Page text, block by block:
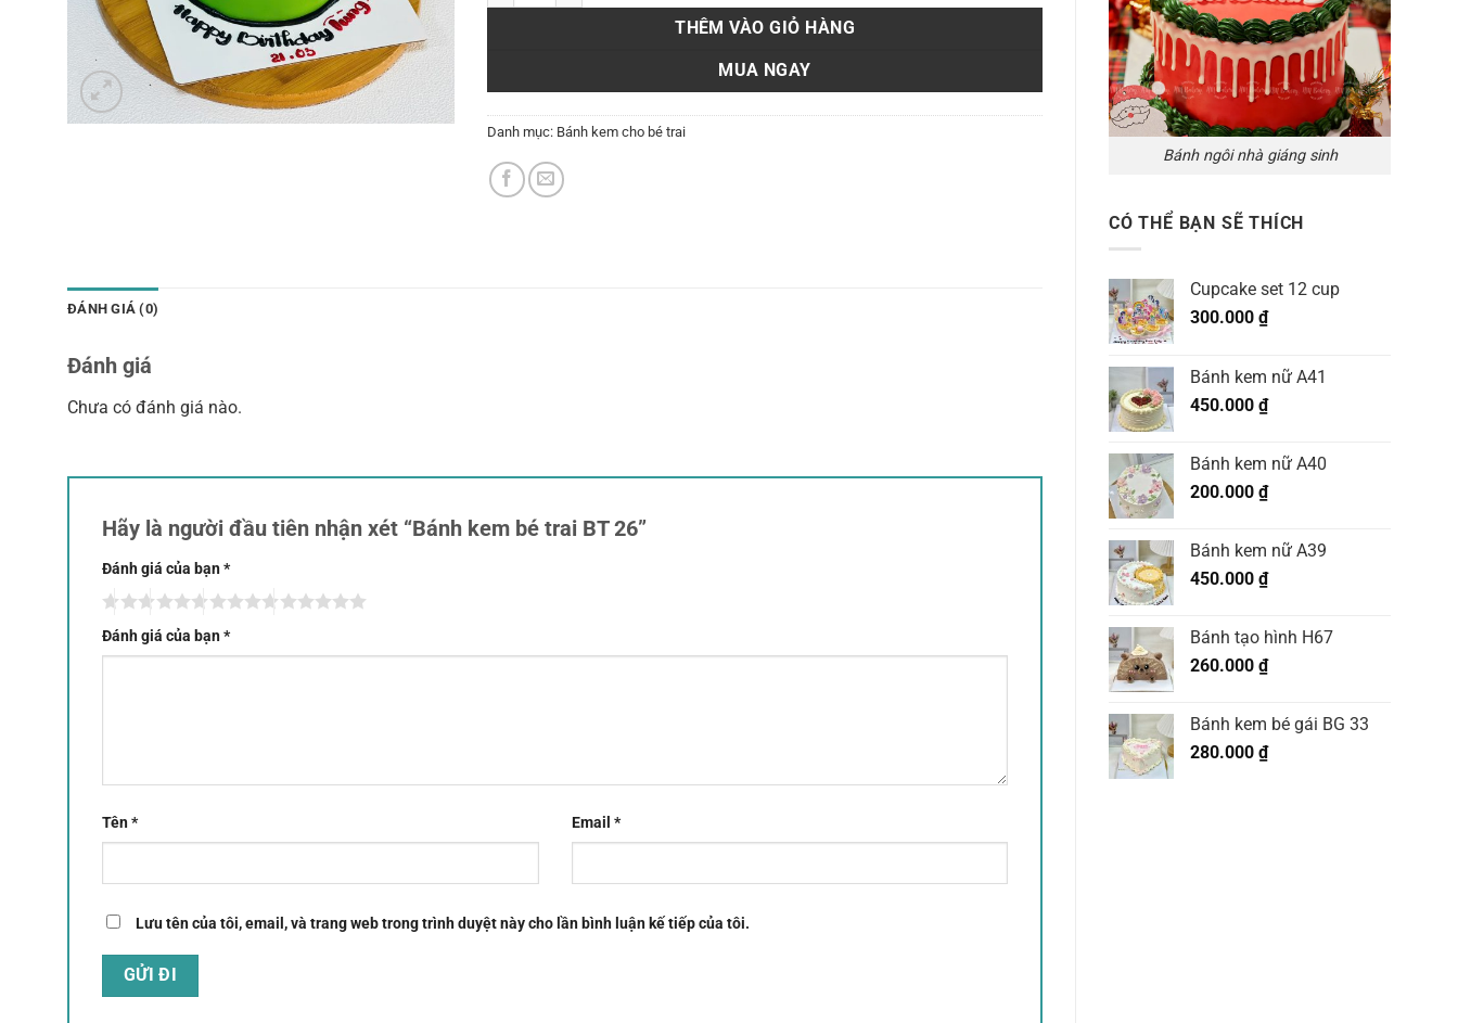
Bánh ngôi nhà giáng sinh
CÓ THỂ BẠN SẼ THÍCH
Cupcake set 12 cup
300.000 ₫
Bánh kem nữ A41
450.000 ₫
Bánh kem nữ A40
200.000 ₫
Bánh kem nữ A39
450.000 ₫
Bánh tạo hình H67
260.000 ₫
Bánh kem bé gái BG 33
280.000 ₫
THÊM VÀO GIỎ HÀNG
MUA NGAY
Danh mục: Bánh kem cho bé trai
ĐÁNH GIÁ (0)
Đánh giá
Chưa có đánh giá nào.
Hãy là người đầu tiên nhận xét “Bánh kem bé trai BT 26”
Đánh giá của bạn*
Đánh giá của bạn*
Tên* Email *
Lưu tên của tôi, email, và trang web trong trình duyệt này cho lần bình luận kế tiếp của tôi.